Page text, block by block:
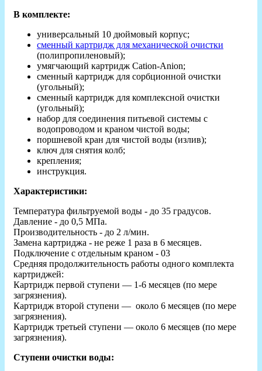
В комплекте:
универсальный 10 дюймовый корпус;
сменный картридж для механической очистки
(полипропиленовый);
умягчающий картридж Cation-Anion;
сменный картридж для сорбционной очистки
(угольный);
сменный картридж для комплексной очистки
(угольный);
набор для соединения питьевой системы с
водопроводом и краном чистой воды;
поршневой кран для чистой воды (излив);
ключ для снятия колб;
крепления;
инструкция.
Характеристики:
Температура фильтруемой воды - до 35 градусов.
Давление - до 0,5 МПа.
Производительность - до 2 л/мин.
Замена картриджа - не реже 1 раза в 6 месяцев.
Подключение с отдельным краном - 03
Средняя продолжительность работы одного комплекта
картриджей:
Картридж первой ступени — 1-6 месяцев (по мере
загрязнения).
Картридж второй ступени — около 6 месяцев (по мере
загрязнения).
Картридж третьей ступени — около 6 месяцев (по мере
загрязнения).
Ступени очистки воды: